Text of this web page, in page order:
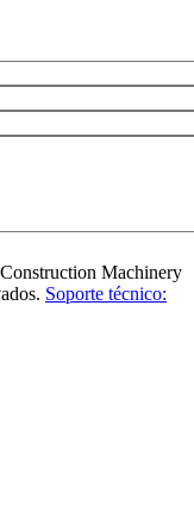
Machinery
Soporte técnico: